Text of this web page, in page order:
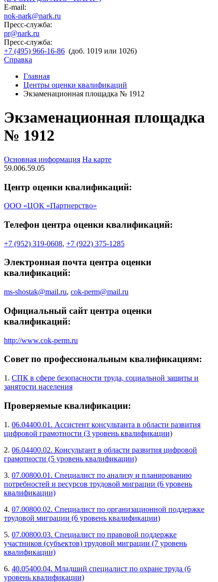
E-mail:
nok-nark@nark.ru
Пресс-служба:
pr@nark.ru
Пресс-служба:
+7 (495) 966-16-86 (доб. 1019 или 1026)
Справка
Главная
Центры оценки квалификаций
Экзаменационная площадка № 1912
Экзаменационная площадка
№ 1912
Основная информация На карте
59.006.59.05
Центр оценки квалификаций:
ООО «ЦОК «Партнерство»
Телефон центра оценки квалификаций:
+7 (952) 319-0608, +7 (922) 375-1285
Электронная почта центра оценки
квалификаций:
ms-shostak@mail.ru, cok-perm@mail.ru
Официальный сайт центра оценки
квалификаций:
http://www.cok-perm.ru
Совет по профессиональным квалификациям:
1. СПК в сфере безопасности труда, социальной защиты и
занятости населения
Проверяемые квалификации:
1. 06.04400.01. Ассистент консультанта в области развития
цифровой грамотности (3 уровень квалификации)
2. 06.04400.02. Консультант в области развития цифровой
грамотности (5 уровень квалификации)
3. 07.00800.01. Специалист по анализу и планированию
потребностей и ресурсов трудовой миграции (6 уровень
квалификации)
4. 07.00800.02. Специалист по организационной поддержке
трудовой миграции (6 уровень квалификации)
5. 07.00800.03. Специалист по правовой поддержке
участников (субъектов) трудовой миграции (7 уровень
квалификации)
6. 40.05400.04. Младший специалист по охране труда (6
уровень квалификации)